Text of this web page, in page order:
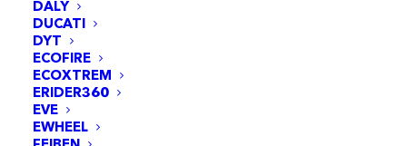
DALY
DUCATI
DYT
ECOFIRE
ECOXTREM
ERIDER360
EVE
EWHEEL
Capteur Hall de moteur pour Xiaomi Mi4Ultra